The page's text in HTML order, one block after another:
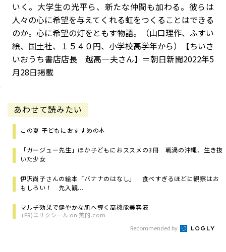
いく。大学生の光平ら、新たな仲間も加わる。彼らは
人々の心に希望を与えてくれる虹をつくることはできる
のか。心に希望の灯をともす物語。（山口理作、ふすい
絵、国土社、１５４０円、小学校高学年から）【ちいさ
いおうち書店店長 越高一夫さん】＝朝日新聞2022年5
月28日掲載
あわせて読みたい
この夏 子どもにおすすめの本
「ガージュー先生」ほか子どもにおススメの3冊 戦渦の沖縄、生き抜
いた少女
伊沢尚子さんの絵本「バナナのはなし」 食べすぎるほどに観察はお
もしろい！ 先入観...
マルチ効果で健やかな肌へ導く高機能美容液
(PR)エリクシール on 美的.com
Recommended by